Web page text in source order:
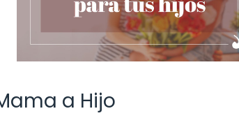
a Hijo